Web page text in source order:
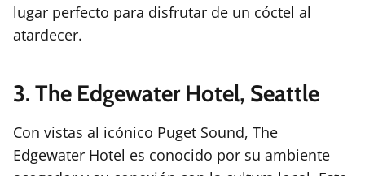
lugar perfecto para disfrutar de un cóctel al
atardecer.
3. The Edgewater Hotel, Seattle
Con vistas al icónico Puget Sound, The
Edgewater Hotel es conocido por su ambiente